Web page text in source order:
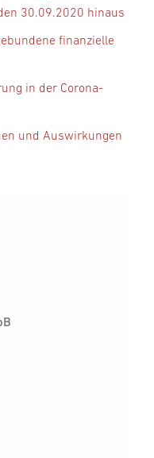
30.09.2020 hinaus
finanzielle
in der Corona-
und Auswirkungen